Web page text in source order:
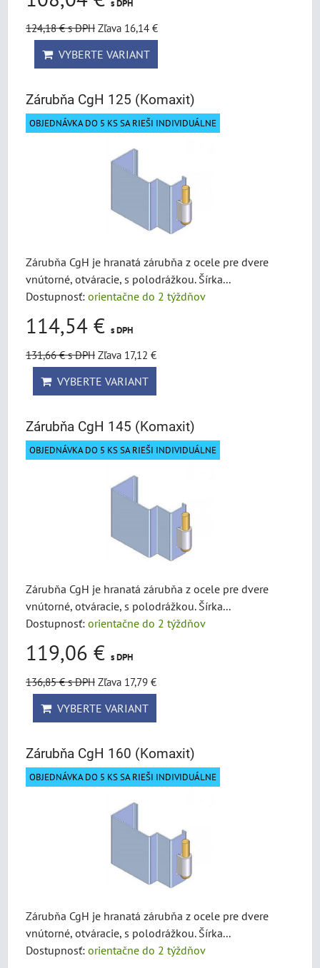
s DPH
124,18 €s DPH Zľava 16,14 €
VYBERTE VARIANT
Zárubňa CgH 125 (Komaxit)
OBJEDNÁVKA DO 5 KS SA RIEŠI INDIVIDUÁLNE
Zárubňa CgH je hranatá zárubňa z ocele pre dvere
vnútorné, otváracie, s polodrážkou. Šírka...
Dostupnosť: orientačne do 2 týždňov
114,54 € s DPH
131,66 €s DPH Zľava 17,12 €
VYBERTE VARIANT
Zárubňa CgH 145 (Komaxit)
OBJEDNÁVKA DO 5 KS SA RIEŠI INDIVIDUÁLNE
Zárubňa CgH je hranatá zárubňa z ocele pre dvere
vnútorné, otváracie, s polodrážkou. Šírka...
Dostupnosť: orientačne do 2 týždňov
119,06 € s DPH
136,85 €s DPH Zľava 17,79 €
VYBERTE VARIANT
Zárubňa CgH 160 (Komaxit)
OBJEDNÁVKA DO 5 KS SA RIEŠI INDIVIDUÁLNE
Zárubňa CgH je hranatá zárubňa z ocele pre dvere
vnútorné, otváracie, s polodrážkou. Šírka...
Dostupnosť: orientačne do 2 týždňov